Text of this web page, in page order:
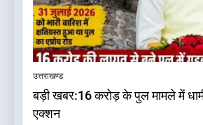
उत्तराखण्ड
बड़ी खबर:16 करोड़ के पुल मामले में
एक्शन
5
कृष्णा
जायसवाल विनोद
6